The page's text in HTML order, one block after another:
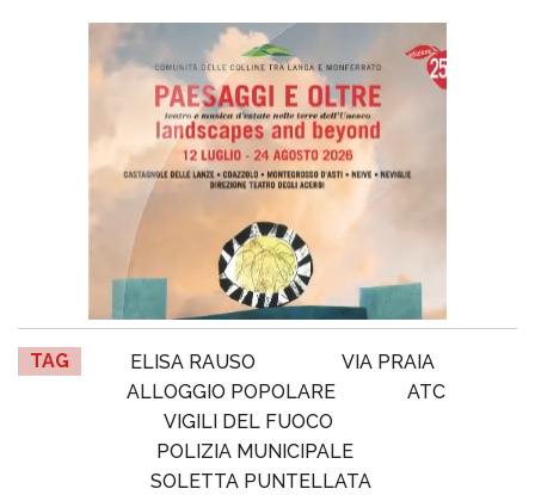
TAG ELISA RAUSO
VIA PRAIA
ALLOGGIO POPOLARE
ATC
VIGILI DEL FUOCO
POLIZIA MUNICIPALE
SOLETTA PUNTELLATA